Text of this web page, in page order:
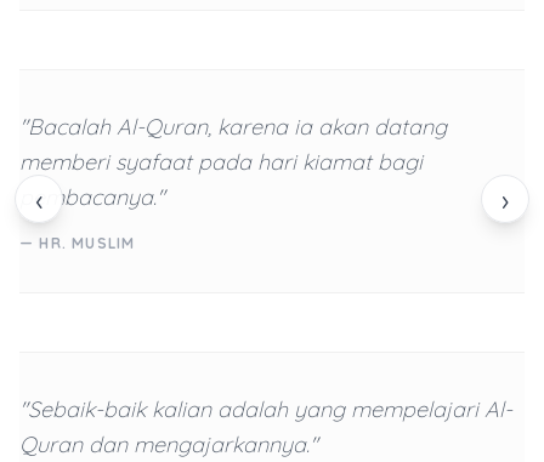
‹ ›
"Bacalah Al-Quran, karena ia akan datang
memberi syafaat pada hari kiamat bagi
pembacanya."
— HR. MUSLIM
"Sebaik-baik kalian adalah yang mempelajari Al-
Quran dan mengajarkannya."